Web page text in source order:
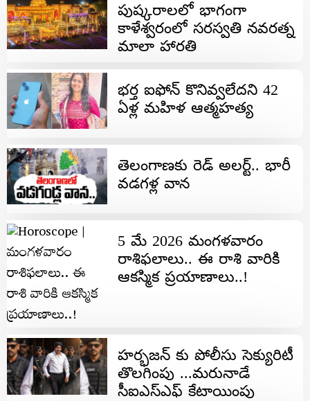
పుష్కరాలలో భాగంగా
కాళేశ్వరంలో సరస్వతి నవరత్న
మాలా హారతి
భ‌ర్త ఐఫోన్ కొనివ్వ‌లేద‌ని 42
ఏళ్ల మ‌హిళ ఆత్మ‌హ‌త్య‌
తెలంగాణ‌కు రెడ్ అల‌ర్ట్.. భారీ
వ‌డ‌గ‌ళ్ల వాన‌
5 మే 2026 మంగ‌ళ‌వారం
రాశిఫ‌లాలు.. ఈ రాశి వారికి
ఆక‌స్మిక ప్ర‌యాణాలు..!
హర్భజన్ కు పోలీసు సెక్యురిటీ
తొలగింపు ...మరునాడే
సీఐఎస్ఎఫ్ కేటాయింపు